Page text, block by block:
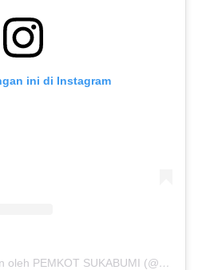
ini di Instagram
Sebuah kiriman dibagikan oleh PEMKOT SUKABUMI (@pemkotsukabumi_)